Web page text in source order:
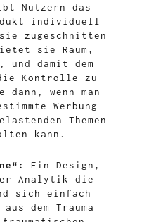
Nutzern das
individuell
zugeschnitten
sie Raum,
damit dem
Kontrolle zu
dann, wenn man
Werbung
Themen
kann.
Ein Design,
Analytik die
sich einfach
dem Trauma